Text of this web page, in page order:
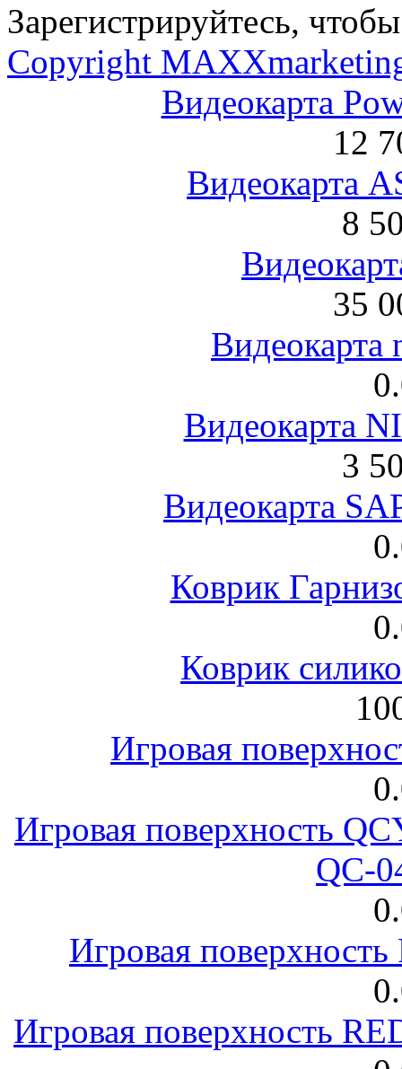
Зарегистрируйтесь,
Copyright
Видеокарта
12
Видеокарта
8
35
Видеокарта
Видеокарта
3
Видеокарта
Коврик
Коврик
Игровая
Игровая поверхность
QC-
Игровая
Игровая поверхность